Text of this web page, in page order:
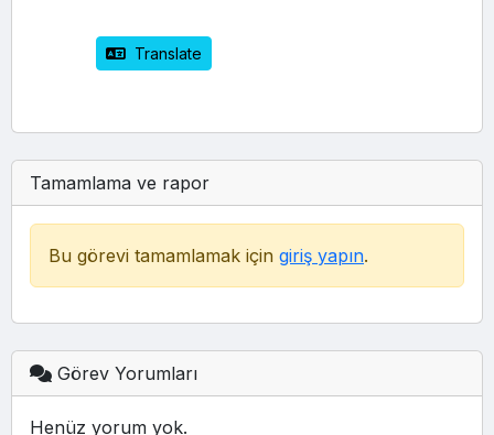
Translate
Tamamlama ve rapor
Bu görevi tamamlamak için giriş yapın.
Görev Yorumları
Henüz yorum yok.